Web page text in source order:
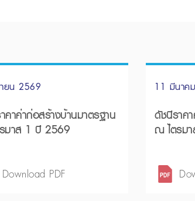
ยน 2569
คาค่าก่อสร้างบ้านมาตรฐาน
มาส 1 ปี 2569
Download PDF
11 มีนาค
ดัชนีราค
ณ ไตรม